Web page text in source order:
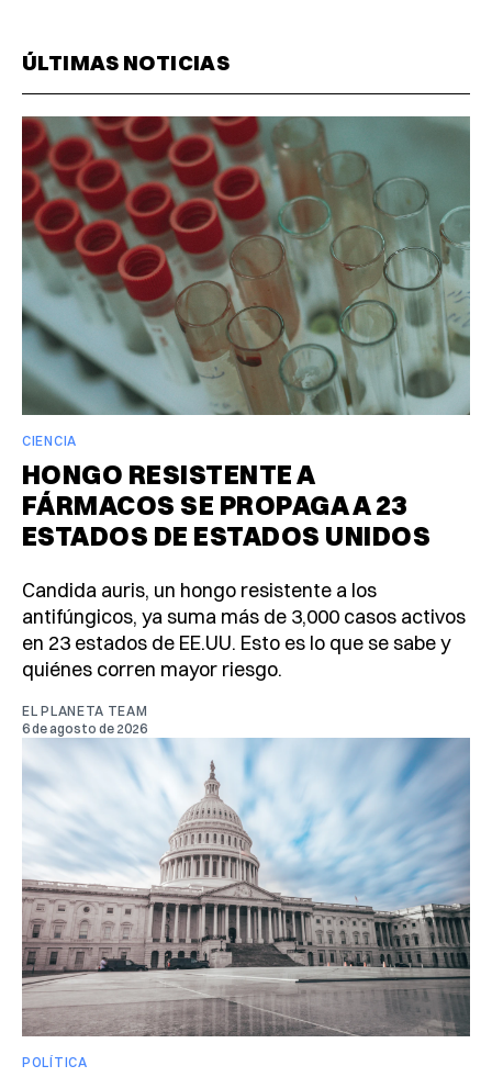
ÚLTIMAS NOTICIAS
CIENCIA
HONGO RESISTENTE A
FÁRMACOS SE PROPAGA A 23
ESTADOS DE ESTADOS UNIDOS
Candida auris, un hongo resistente a los
antifúngicos, ya suma más de 3,000 casos activos
en 23 estados de EE.UU. Esto es lo que se sabe y
quiénes corren mayor riesgo.
EL PLANETA TEAM
6 de agosto de 2026
POLÍTICA